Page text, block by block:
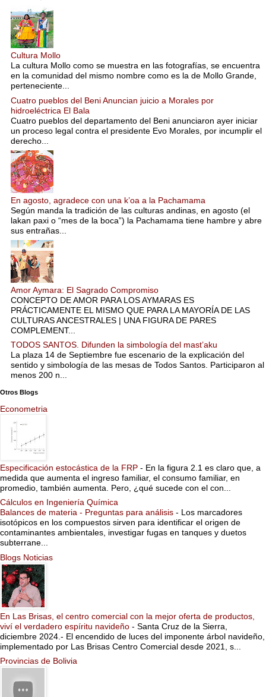
Cultura Mollo
La cultura Mollo como se muestra en las fotografías, se encuentra
en la comunidad del mismo nombre como es la de Mollo Grande,
perteneciente...
Cuatro pueblos del Beni Anuncian juicio a Morales por
hidroeléctrica El Bala
Cuatro pueblos del departamento del Beni anunciaron ayer iniciar
un proceso legal contra el presidente Evo Morales, por incumplir el
derecho...
En agosto, agradece con una k’oa a la Pachamama
Según manda la tradición de las culturas andinas, en agosto (el
lakan paxi o “mes de la boca”) la Pachamama tiene hambre y abre
sus entrañas...
Amor Aymara: El Sagrado Compromiso
CONCEPTO DE AMOR PARA LOS AYMARAS ES
PRÁCTICAMENTE EL MISMO QUE PARA LA MAYORÍA DE LAS
CULTURAS ANCESTRALES | UNA FIGURA DE PARES
COMPLEMENT...
TODOS SANTOS. Difunden la simbología del mast’aku
La plaza 14 de Septiembre fue escenario de la explicación del
sentido y simbología de las mesas de Todos Santos. Participaron al
menos 200 n...
Otros Blogs
Econometria
Especificación estocástica de la FRP - En la figura 2.1 es claro que, a
medida que aumenta el ingreso familiar, el consumo familiar, en
promedio, también aumenta. Pero, ¿qué sucede con el con...
Cálculos en Ingeniería Química
Balances de materia - Preguntas para análisis - Los marcadores
isotópicos en los compuestos sirven para identificar el origen de
contaminantes ambientales, investigar fugas en tanques y duetos
subterrane...
Blogs Noticias
En Las Brisas, el centro comercial con la mejor oferta de productos,
viví el verdadero espíritu navideño - Santa Cruz de la Sierra,
diciembre 2024.- El encendido de luces del imponente árbol navideño,
implementado por Las Brisas Centro Comercial desde 2021, s...
Provincias de Bolivia